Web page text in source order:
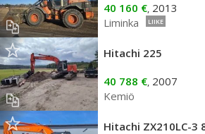
40 160 €, 2013
Liminka
LIIKE
Hitachi 225
40 788 €, 2007
Kemiö